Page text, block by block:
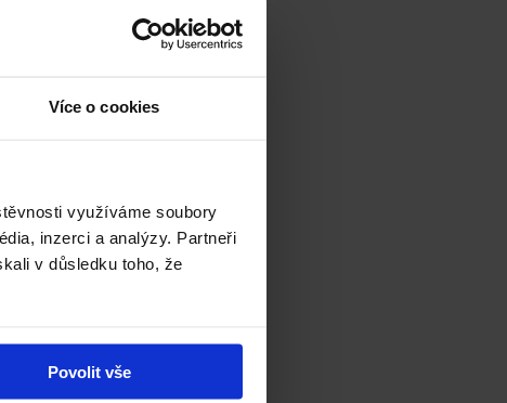
Více o cookies
využíváme soubory
inzerci a analýzy. Partneři
v důsledku toho, že
Povolit vše